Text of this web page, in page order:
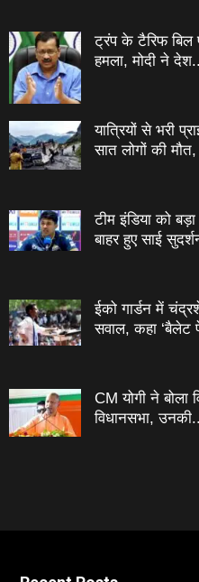
ट्रंप के टैरिफ बिल
हमला, मोदी ने
यात्रियों से भरी
सात लोगों की
टीम इंडिया को
बाहर हुए साई
ईको गार्डन में
सवाल, कहा ‘बैलेट
CM योगी ने बोला
विधानसभा,